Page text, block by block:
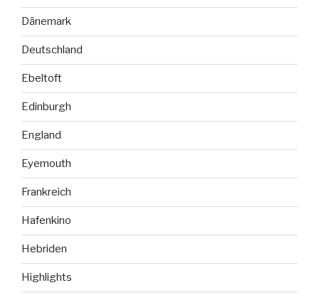
Dänemark
Deutschland
Ebeltoft
Edinburgh
England
Eyemouth
Frankreich
Hafenkino
Hebriden
Highlights